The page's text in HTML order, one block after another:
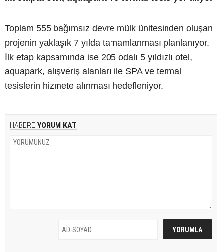
Toplam 555 bağımsız devre mülk ünitesinden oluşan
projenin yaklaşık 7 yılda tamamlanması planlanıyor.
İlk etap kapsamında ise 205 odalı 5 yıldızlı otel,
aquapark, alışveriş alanları ile SPA ve termal
tesislerin hizmete alınması hedefleniyor.
HABERE YORUM KAT